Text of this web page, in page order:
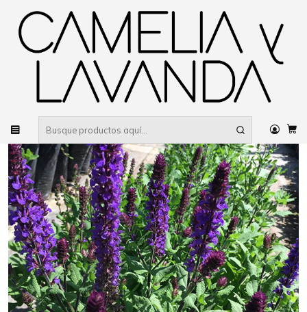
Inicio Planta Flores Flores de temporada Salvias
Salvia nemorosa azul